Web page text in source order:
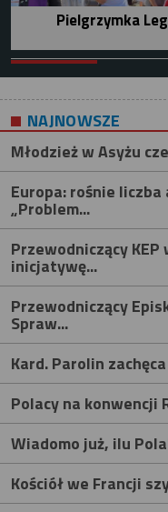
Pielgrzymka
NAJNOWSZE
Młodzież w Asyżu
Europa: rośnie
„Problem...
Przewodniczący
inicjatywę...
Przewodniczący
Spraw...
Kard. Parolin
Polacy na konwencji
Wiadomo już, ilu
Kościół we Francji